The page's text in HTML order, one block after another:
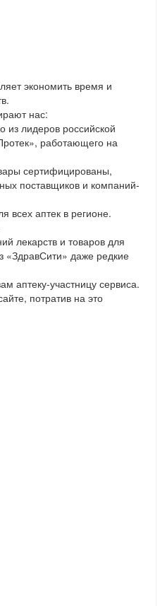
экономить время и
нас:
из лидеров российской
работающего на
сертифицированы,
поставщиков и компаний-
всех аптек в регионе.
лекарств и товаров для
«ЗдравСити» даже редкие
аптеку-участницу сервиса.
потратив на это